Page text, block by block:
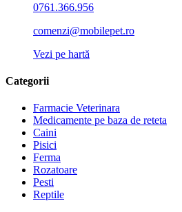
0761.366.956
comenzi@mobilepet.ro
Vezi pe hartă
Categorii
Farmacie Veterinara
Medicamente pe baza de reteta
Caini
Pisici
Ferma
Rozatoare
Pesti
Reptile